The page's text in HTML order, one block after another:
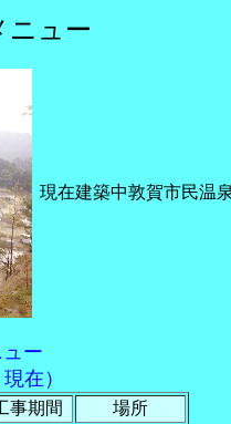
ニュー
現在建築中敦賀市民温
ー
在）
事期間
場所